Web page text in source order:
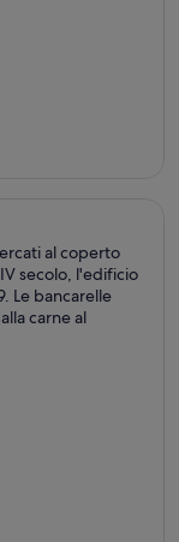
al coperto
secolo, l'edificio
Le bancarelle
carne al